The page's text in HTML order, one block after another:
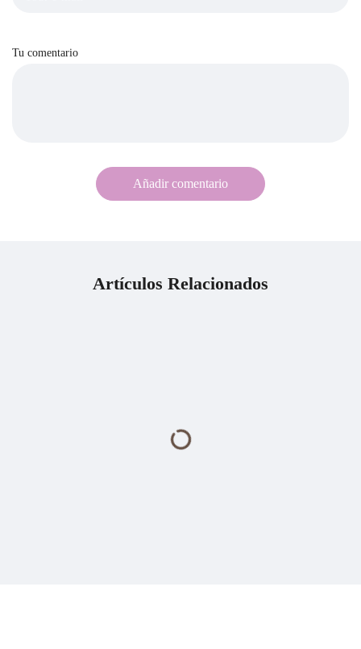
Tu comentario
Añadir comentario
Artículos Relacionados